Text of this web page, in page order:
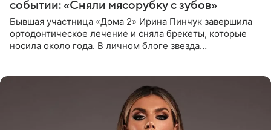
событии: «Сняли мясорубку с зубов»
Бывшая участница «Дома 2» Ирина Пинчук завершила
ортодонтическое лечение и сняла брекеты, которые
носила около года. В личном блоге звезда